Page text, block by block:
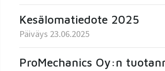
Kesälomatiedote 2025
Päiväys 23.06.2025
ProMechanics Oy:n